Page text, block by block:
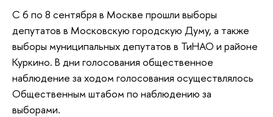
С 6 по 8 сентября в Москве прошли выборы
депутатов в Московскую городскую Думу, а также
выборы муниципальных депутатов в ТиНАО и районе
Куркино. В дни голосования общественное
наблюдение за ходом голосования осуществлялось
Общественным штабом по наблюдению за
выборами.